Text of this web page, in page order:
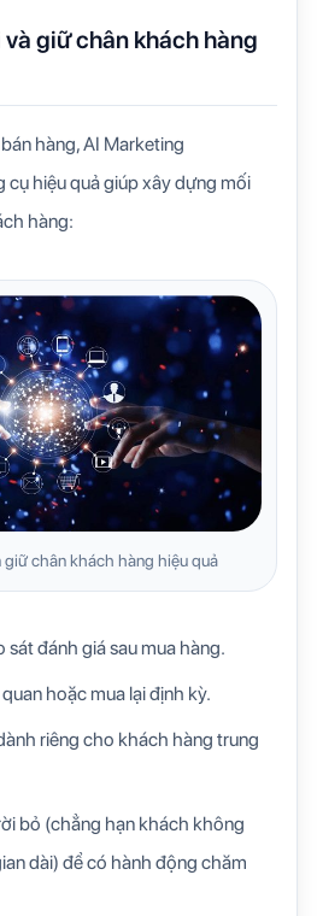
giữ chân khách hàng
hàng, AI Marketing
cụ hiệu quả giúp xây dựng mối
hàng:
giữ chân khách hàng hiệu quả
sát đánh giá sau mua hàng.
hoặc mua lại định kỳ.
riêng cho khách hàng trung
bỏ (chẳng hạn khách không
dài) để có hành động chăm